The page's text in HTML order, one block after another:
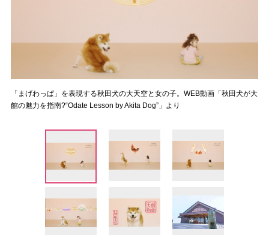
「まげわっぱ」を表現する秋田犬の大天空と女の子。WEB動画「秋田犬が大
館の魅力を指南?“Odate Lesson by Akita Dog”」より